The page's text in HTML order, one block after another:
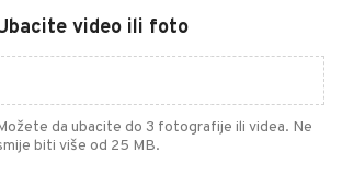
video ili foto
da ubacite do 3 fotografije ili videa. Ne
biti više od 25 MB.